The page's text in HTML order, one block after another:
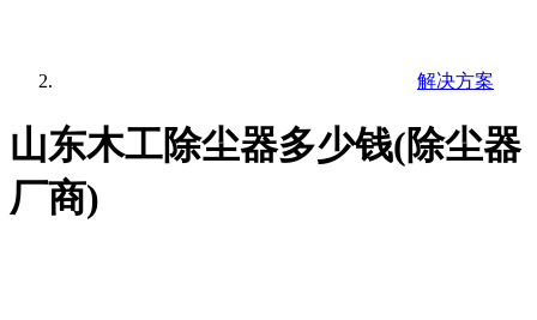
解决方案
山东木工除尘器多少钱(除尘器
厂商)